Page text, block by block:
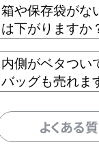
箱や保存袋がな
は下がりますか
内側がベタつい
バッグも売れま
よくある